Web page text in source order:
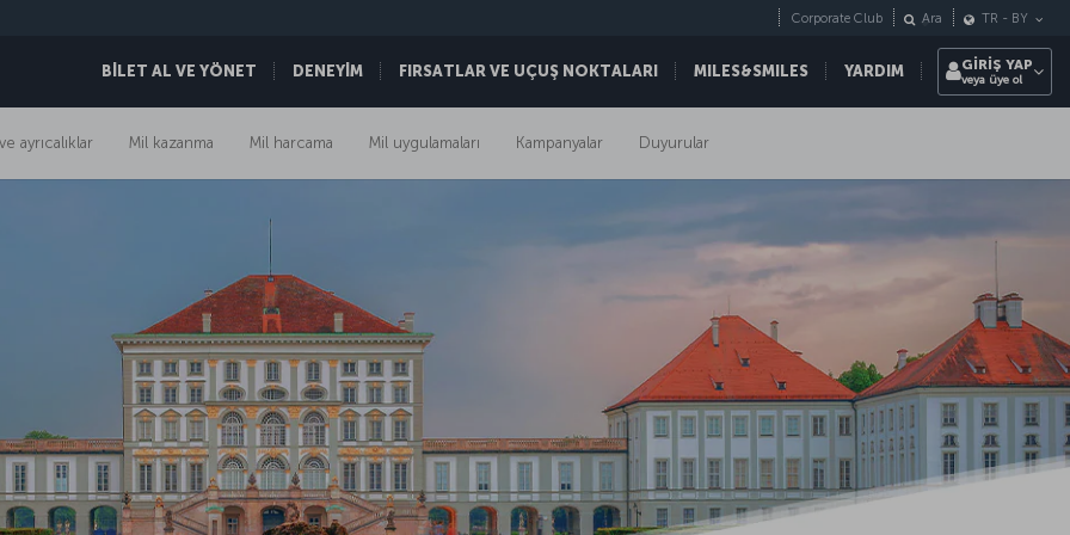
BİLET AL VE YÖNET DENEYİM FIRSATLAR VE UÇUŞ NOKTALARI MILES&SMILES YARDIM
Corporate Club Ara TR - BY
GİRİŞ YAP
veya üye ol
ayrıcalıklar Mil kazanma Mil harcama Mil uygulamaları Kampanyalar Duyurular